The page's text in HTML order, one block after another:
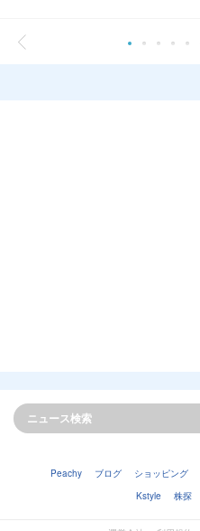
Peachy ブログ ショッピング
Kstyle
株探